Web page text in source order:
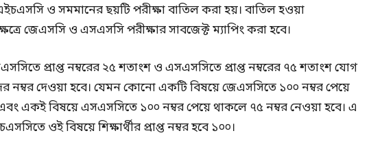
ও সমমানের ছয়টি পরীক্ষা বাতিল করা হয়। বাতিল হওয়া
জেএসসি ও এসএসসি পরীক্ষার সাবজেক্ট ম্যাপিং করা হবে।
প্রাপ্ত নম্বরের ২৫ শতাংশ ও এসএসসিতে প্রাপ্ত নম্বরের ৭৫ শতাংশ যোগ
নম্বর দেওয়া হবে। যেমন কোনো একটি বিষয়ে জেএসসিতে ১০০ নম্বর পেয়ে
একই বিষয়ে এসএসসিতে ১০০ নম্বর পেয়ে থাকলে ৭৫ নম্বর নেওয়া হবে। এ
ওই বিষয়ে শিক্ষার্থীর প্রাপ্ত নম্বর হবে ১০০।